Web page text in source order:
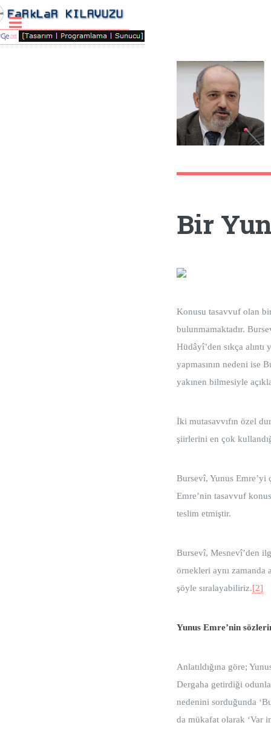
Bir
Konusu tasavvuf olan
bulunmamaktadır.
Hüdâyî’den sıkça
yapmasının nedeni ise
yakınen bilmesiyle
İki mutasavvıfın özel
şiirlerini en çok
Bursevî, Yunus Emre’yi
Emre’nin tasavvuf
teslim etmiştir.
Bursevî, Mesnevî’den
örnekleri aynı zamanda
şöyle sıralayabiliriz.[2]
Yunus Emre’nin
Anlatıldığına göre;
Dergaha getirdiği
nedenini sorduğunda
da mükafat olarak ‘Var
Toggle